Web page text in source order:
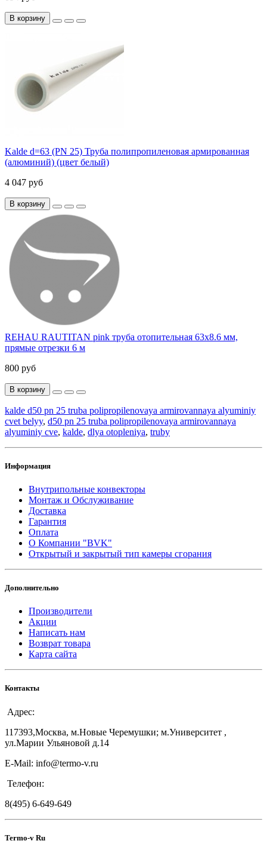
В корзину
Kalde d=63 (PN 25) Труба полипропиленовая армированная
(алюминий) (цвет белый)
4 047 руб
В корзину
REHAU RAUTITAN pink труба отопительная 63х8.6 мм,
прямые отрезки 6 м
800 руб
В корзину
kalde d50 pn 25 truba polipropilenovaya armirovannaya alyuminiy
cvet belyy, d50 pn 25 truba polipropilenovaya armirovannaya
alyuminiy cve, kalde, dlya otopleniya, truby
Информация
Внутрипольные конвекторы
Монтаж и Обслуживание
Доставка
Гарантия
Оплата
О Компании "BVK"
Открытый и закрытый тип камеры сгорания
Дополнительно
Производители
Акции
Написать нам
Возврат товара
Карта сайта
Контакты
Адрес:
117393,Москва, м.Новые Черемушки; м.Университет ,
ул.Марии Ульяновой д.14
E-Mail: info@termo-v.ru
Телефон:
8(495) 6-649-649
Termo-v Ru